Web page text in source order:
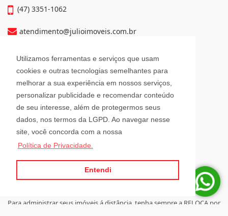
Utilizamos ferramentas e serviços que usam
cookies e outras tecnologias semelhantes para
melhorar a sua experiência em nossos serviços,
personalizar publicidade e recomendar conteúdo
de seu interesse, além de protegermos seus
dados, nos termos da LGPD. Ao navegar nesse
site, você concorda com a nossa
Política de Privacidade.
Entendi
(47) 3351-1062
atendimento@julioimoveis.com.br
Avenida Hugo Schlösser, 69, Jardim Maluche
CEP: 88354-300
Horário de Atendimento
Segunda a Sexta-Feira
08h00 - 12h00 e 13h30 - 18h00
Sábado
Para administrar seus imóveis á distância, tenha sempre a RELOCA por